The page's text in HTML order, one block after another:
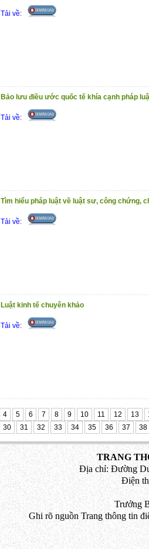
Tải về:
Bảo lưu điều ước quốc tế khía cạnh pháp
Tải về:
Tìm hiểu pháp luật về luật sư, công chứng,
Tải về:
Luật kinh tế chuyên khảo
Tải về:
4 5 6 7 8 9 10 11 12 13
30 31 32 33 34 35 36 37 38
TRANG
Địa chỉ: Đường
Điện
Trưởng
Ghi rõ nguồn Trang thông tin